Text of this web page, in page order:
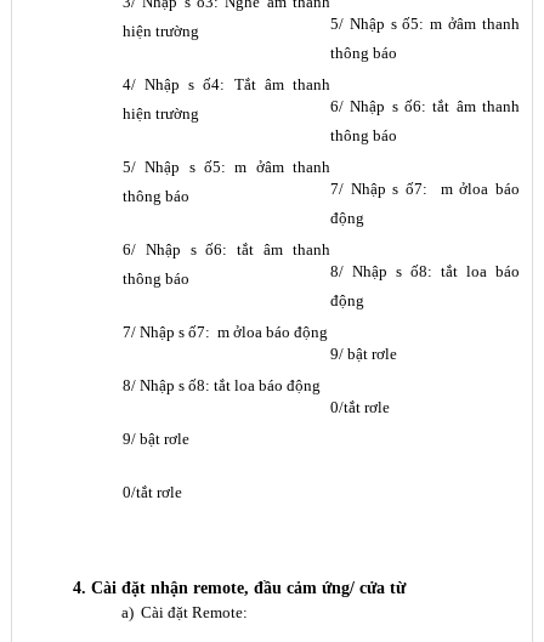
hiện trường
4/ Nhập s ố4: Tắt âm thanh
hiện trường
5/ Nhập s ố5: m ởâm thanh
thông báo
6/ Nhập s ố6: tắt âm thanh
thông báo
7/ Nhập s ố7: m ởloa báo động
8/ Nhập s ố8: tắt loa báo động
9/ bật rơle
0/tắt rơle
5/ Nhập s ố5: m ởâm thanh
thông báo
6/ Nhập s ố6: tắt âm thanh
thông báo
7/ Nhập s ố7: m ởloa báo
động
8/ Nhập s ố8: tắt loa báo
động
9/ bật rơle
0/tắt rơle
4. Cài đặt nhận remote, đầu cảm ứng/ cửa từ
a) Cài đặt Remote: